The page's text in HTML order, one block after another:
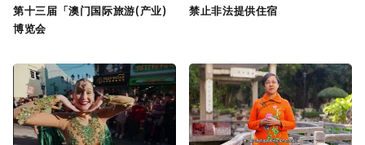
第十三届「澳门国际旅游(产业)
博览会
禁止非法提供住宿